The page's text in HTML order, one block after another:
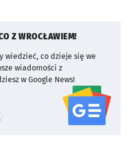
Z WROCŁAWIEM!
wiedzieć, co dzieje się we
wiadomości z
w Google News!
serwisu